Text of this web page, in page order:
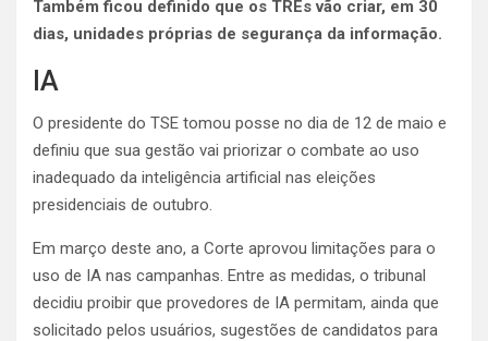
Também ficou definido que os TREs vão criar, em 30
dias, unidades próprias de segurança da informação.
IA
O presidente do TSE tomou posse no dia de 12 de maio e
definiu que sua gestão vai priorizar o combate ao uso
inadequado da inteligência artificial nas eleições
presidenciais de outubro.
Em março deste ano, a Corte aprovou limitações para o
uso de IA nas campanhas. Entre as medidas, o tribunal
decidiu proibir que provedores de IA permitam, ainda que
solicitado pelos usuários, sugestões de candidatos para